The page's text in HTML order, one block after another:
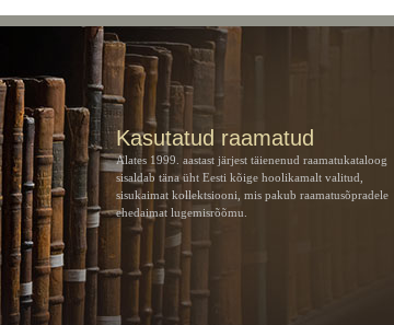
Kasutatud raamatud
Alates 1999. aastast järjest täienenud raamatukataloog
sisaldab täna üht Eesti kõige hoolikamalt valitud,
sisukaimat kollektsiooni, mis pakub raamatusõpradele
ehedaimat lugemisrõõmu.